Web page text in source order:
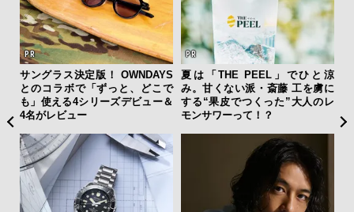
サングラス決定版！ OWNDAYS
とのコラボで「ずっと、どこで
も」使える4シリーズデビュー＆
4名がレビュー
夏は「THE PEEL」でひと涼
み。甘くない派・斎藤 工を虜に
する“果皮でつくった”大人のレ
モンサワーって！？